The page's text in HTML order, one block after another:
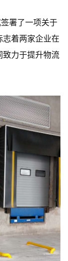
署了一项关于
志着两家企业在
致力于提升物流